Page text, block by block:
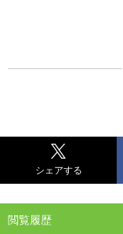
シェアする
閲覧履歴